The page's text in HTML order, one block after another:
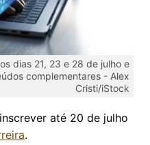
dias 21, 23 e 28 de julho e
complementares - Alex
Cristi/iStock
até 20 de julho
.